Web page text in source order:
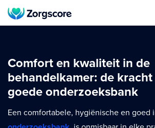
Comfort en kwaliteit in de
behandelkamer: de kracht
goede onderzoeksbank
Een comfortabele, hygiënische en goed